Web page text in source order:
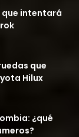
que intentará
que
Hilux
¿qué